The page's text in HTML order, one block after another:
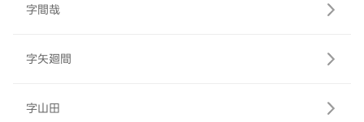
字間哉
字矢廻間
字山田